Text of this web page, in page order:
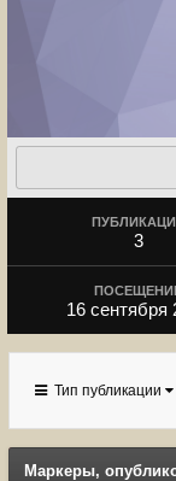
3
16 сентября
Тип публикации
Маркеры,